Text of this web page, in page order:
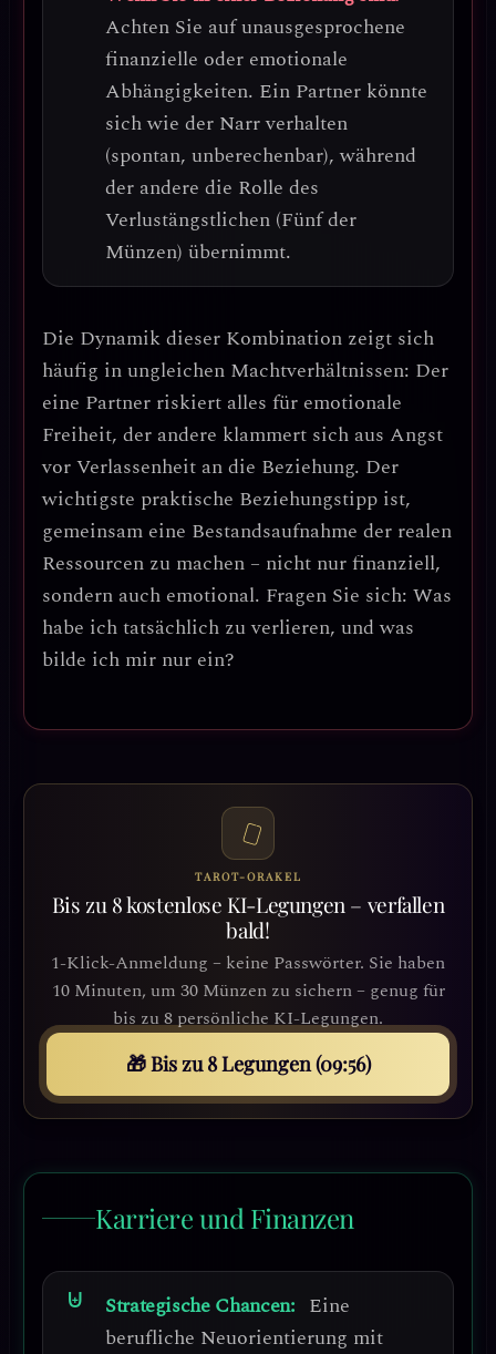
Achten Sie auf unausgesprochene
finanzielle oder emotionale
Abhängigkeiten. Ein Partner könnte
sich wie der Narr verhalten
(spontan, unberechenbar), während
der andere die Rolle des
Verlustängstlichen (Fünf der
Münzen) übernimmt.
Die Dynamik dieser Kombination zeigt sich
häufig inungleichen Machtverhältnissen: Der
eine Partner riskiert alles für emotionale
Freiheit, der andere klammert sich aus Angst
vor Verlassenheit an die Beziehung. Der
wichtigste praktische Beziehungstipp ist,
gemeinsam eine Bestandsaufnahme der realen
Ressourcen zu machen – nicht nur finanziell,
sondern auch emotional. Fragen Sie sich: Was
habe ich tatsächlich zu verlieren, und was
bilde ich mir nur ein?
TAROT-ORAKEL
Bis zu 8 kostenlose KI-Legungen – verfallen
bald!
1-Klick-Anmeldung – keine Passwörter. Sie haben
10 Minuten, um 30 Münzen zu sichern – genug für
bis zu 8 persönliche KI-Legungen.
🎁 Bis zu 8 Legungen (09:52)
Karriere und Finanzen
Strategische Chancen: Eine
berufliche Neuorientierung mit